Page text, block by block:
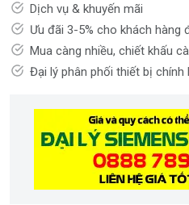
Dịch vụ & khuyến mãi
Ưu đãi 3-5% cho khách hàng
Mua càng nhiều, chiết khấu
Đại lý phân phối thiết bị chính